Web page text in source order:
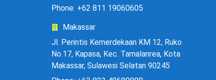
Phone: +62 811 19060605
Makassar
Jl. Perintis Kemerdekaan KM 12, Ruko
No.17, Kapasa, Kec. Tamalanrea, Kota
Makassar, Sulawesi Selatan 90245